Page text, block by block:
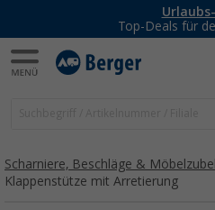
-20% auf
Mit dem
Scharniere, Beschläge &
Klappenstütze mit Arretierung